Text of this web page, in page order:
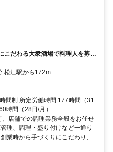
こだわる大衆酒場で料理人を募
1分 松江駅から172m
間制 所定労働時間 177時間（31
時間（28日/月）
店舗での調理業務全般をお任せ
理、調理・盛り付けなど一通り
業時から手づくりにこだわり、